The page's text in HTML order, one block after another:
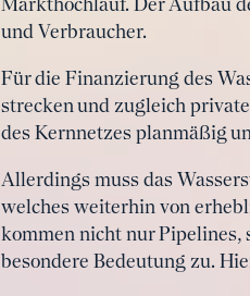
Markthochlauf. Der Aufbau
und Verbraucher.
Für die Finanzierung des
strecken und zugleich
des Kernnetzes planmäßig
Allerdings muss das
welches weiterhin von
kommen nicht nur
besondere Bedeutung zu.